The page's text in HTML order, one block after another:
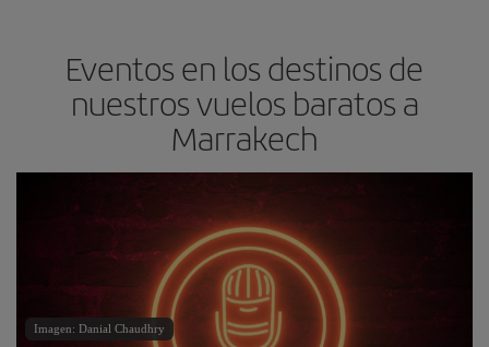
Eventos en los destinos de
nuestros vuelos baratos a
Marrakech
Imagen: Danial Chaudhry